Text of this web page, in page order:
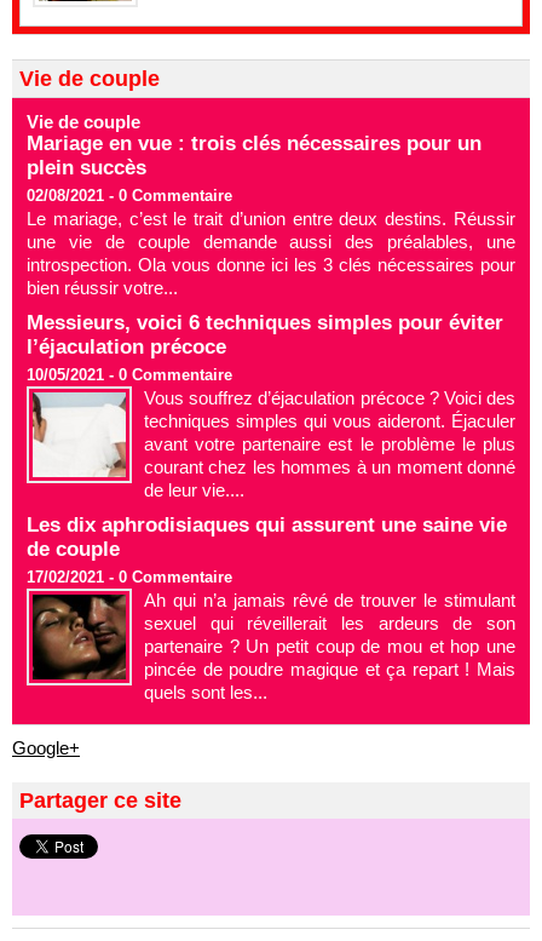
Vie de couple
Vie de couple
Mariage en vue : trois clés nécessaires pour un
plein succès
02/08/2021 - 0 Commentaire
Le mariage, c’est le trait d’union entre deux destins. Réussir
une vie de couple demande aussi des préalables, une
introspection. Ola vous donne ici les 3 clés nécessaires pour
bien réussir votre...
Messieurs, voici 6 techniques simples pour éviter
l’éjaculation précoce
10/05/2021 - 0 Commentaire
Vous souffrez d’éjaculation précoce ? Voici des
techniques simples qui vous aideront. Éjaculer
avant votre partenaire est le problème le plus
courant chez les hommes à un moment donné
de leur vie....
Les dix aphrodisiaques qui assurent une saine vie
de couple
17/02/2021 - 0 Commentaire
Ah qui n’a jamais rêvé de trouver le stimulant
sexuel qui réveillerait les ardeurs de son
partenaire ? Un petit coup de mou et hop une
pincée de poudre magique et ça repart ! Mais
quels sont les...
Google+
Partager ce site